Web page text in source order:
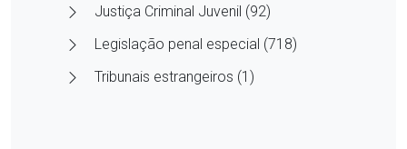
Justiça Criminal Juvenil (92)
Legislação penal especial (718)
Tribunais estrangeiros (1)